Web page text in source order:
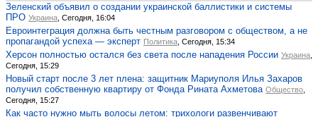
Зеленский объявил о создании украинской баллистики и системы
ПРО Украина , Сегодня, 16:04
Евроинтеграция должна быть честным разговором с обществом, а не
пропагандой успеха — эксперт Политика , Сегодня, 15:34
Херсон полностью остался без света после нападения России Украина
Сегодня, 15:29
Новый старт после 3 лет плена: защитник Мариуполя Илья Захаров
получил собственную квартиру от Фонда Рината Ахметова Общество
Сегодня, 15:27
Как часто нужно мыть волосы летом: трихологи развенчивают